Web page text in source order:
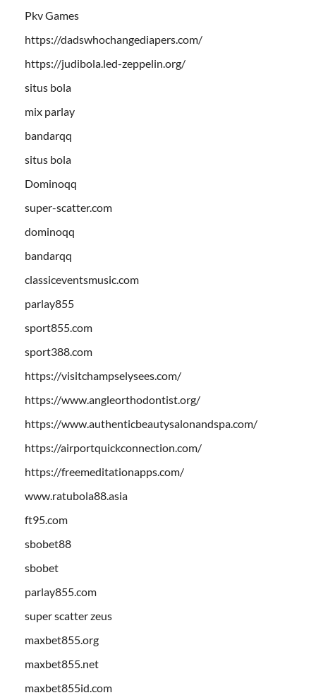
Pkv Games
https://dadswhochangediapers.com/
https://judibola.led-zeppelin.org/
situs bola
mix parlay
bandarqq
situs bola
Dominoqq
super-scatter.com
dominoqq
bandarqq
classiceventsmusic.com
parlay855
sport855.com
sport388.com
https://visitchampselysees.com/
https://www.angleorthodontist.org/
https://www.authenticbeautysalonandspa.com/
https://airportquickconnection.com/
https://freemeditationapps.com/
www.ratubola88.asia
ft95.com
sbobet88
sbobet
parlay855.com
super scatter zeus
maxbet855.org
maxbet855.net
maxbet855id.com